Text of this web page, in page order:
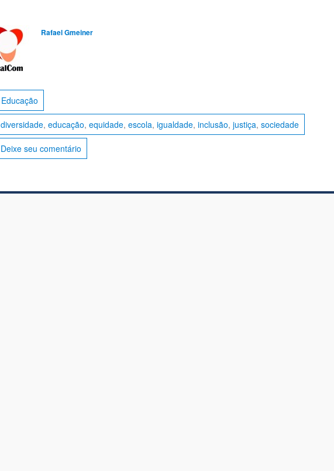
Rafael Gmeiner
Educação
diversidade, educação, equidade, escola, igualdade, inclusão, justiça, sociedade
Deixe seu comentário